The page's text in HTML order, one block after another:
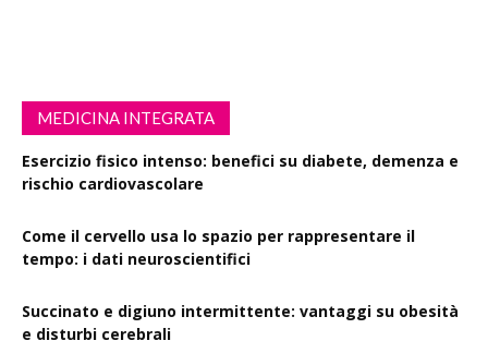
MEDICINA INTEGRATA
Esercizio fisico intenso: benefici su diabete, demenza e
rischio cardiovascolare
Come il cervello usa lo spazio per rappresentare il
tempo: i dati neuroscientifici
Succinato e digiuno intermittente: vantaggi su obesità
e disturbi cerebrali